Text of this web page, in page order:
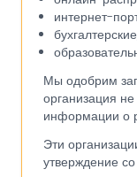
интернет-
Мы одобрим
организация
информации о
Эти
утверждение